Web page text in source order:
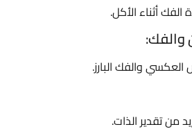
أثناء الأكل.
والفك:
والفك البارز.
من تقدير الذات.